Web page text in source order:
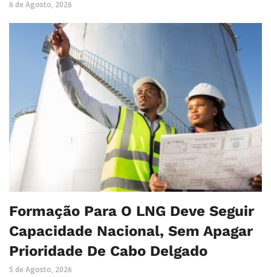
6 de Agosto, 2026
Formação Para O LNG Deve Seguir
Capacidade Nacional, Sem Apagar
Prioridade De Cabo Delgado
5 de Agosto, 2026